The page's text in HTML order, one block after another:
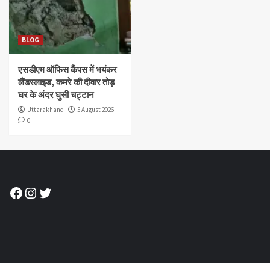
BLOG
एसडीएम ऑफिस कैंपस में भयंकर
लैंडस्लाइड, कमरे की दीवार तोड़
घर के अंदर घुसी चट्टान
Uttarakhand
5 August 2026
0
Facebook
Instagram
Twitter